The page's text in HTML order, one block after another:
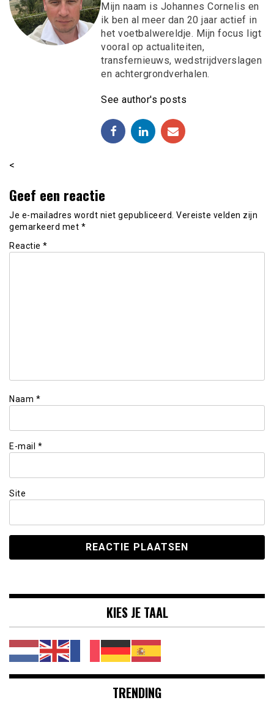
Mijn naam is Johannes Cornelis en
ik ben al meer dan 20 jaar actief in
het voetbalwereldje. Mijn focus ligt
vooral op actualiteiten,
transfernieuws, wedstrijdverslagen
en achtergrondverhalen.
See author's posts
<
Geef een reactie
Je e-mailadres wordt niet gepubliceerd. Vereiste velden zijn
gemarkeerd met *
Reactie *
Naam *
E-mail *
Site
KIES JE TAAL
TRENDING